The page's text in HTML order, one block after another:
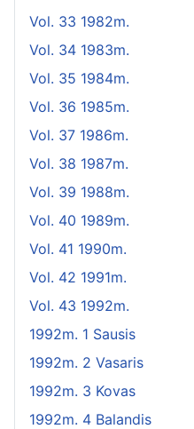
Vol. 33 1982m.
Vol. 34 1983m.
Vol. 35 1984m.
Vol. 36 1985m.
Vol. 37 1986m.
Vol. 38 1987m.
Vol. 39 1988m.
Vol. 40 1989m.
Vol. 41 1990m.
Vol. 42 1991m.
Vol. 43 1992m.
1992m. 1 Sausis
1992m. 2 Vasaris
1992m. 3 Kovas
1992m. 4 Balandis